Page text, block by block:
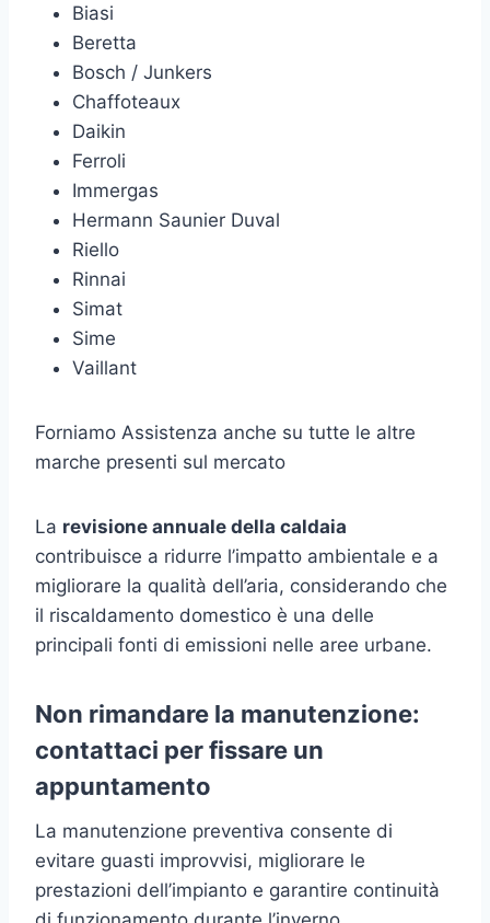
Biasi
Beretta
Bosch / Junkers
Chaffoteaux
Daikin
Ferroli
Immergas
Hermann Saunier Duval
Riello
Rinnai
Simat
Sime
Vaillant
Forniamo Assistenza anche su tutte le altre
marche presenti sul mercato
La revisione annuale della caldaia
contribuisce a ridurre l’impatto ambientale e a
migliorare la qualità dell’aria, considerando che
il riscaldamento domestico è una delle
principali fonti di emissioni nelle aree urbane.
Non rimandare la manutenzione:
contattaci per fissare un
appuntamento
La manutenzione preventiva consente di
evitare guasti improvvisi, migliorare le
prestazioni dell’impianto e garantire continuità